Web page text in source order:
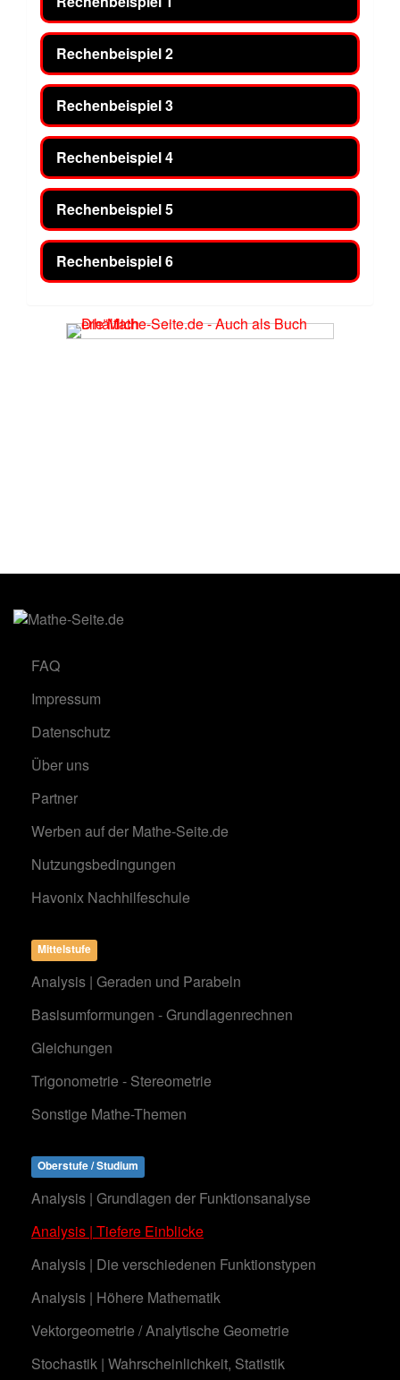
Rechenbeispiel 2
Rechenbeispiel 3
Rechenbeispiel 4
Rechenbeispiel 5
Rechenbeispiel 6
FAQ
Impressum
Datenschutz
Über uns
Partner
Werben auf der Mathe-Seite.de
Nutzungsbedingungen
Havonix Nachhilfeschule
Mittelstufe
Analysis | Geraden und Parabeln
Basisumformungen - Grundlagenrechnen
Gleichungen
Trigonometrie - Stereometrie
Sonstige Mathe-Themen
Oberstufe / Studium
Analysis | Grundlagen der Funktionsanalyse
Analysis | Tiefere Einblicke
Analysis | Die verschiedenen Funktionstypen
Analysis | Höhere Mathematik
Vektorgeometrie / Analytische Geometrie
Stochastik | Wahrscheinlichkeit, Statistik